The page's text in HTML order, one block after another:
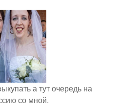
а тут очередь на
со мной.